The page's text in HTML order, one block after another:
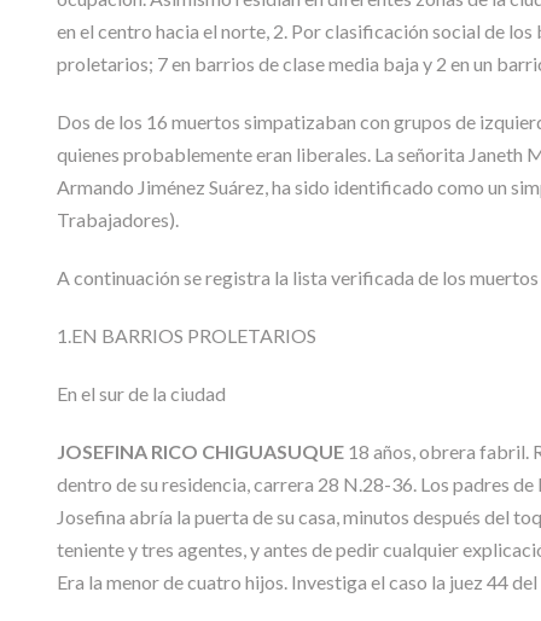
en el centro hacia el norte, 2. Por clasificación social de
proletarios; 7 en barrios de clase media baja y 2 en un
Dos de los 16 muertos simpatizaban con grupos de
quienes probablemente eran liberales. La señorita Janeth
Armando Jiménez Suárez, ha sido identificado como un
Trabajadores).
A continuación se registra la lista verificada de los
1.EN BARRIOS PROLETARIOS
En el sur de la ciudad
JOSEFINA RICO CHIGUASUQUE18 años, obrera fabril.
dentro de su residencia, carrera 28 N.28-36. Los padres
Josefina abría la puerta de su casa, minutos después del
teniente y tres agentes, y antes de pedir cualquier
Era la menor de cuatro hijos. Investiga el caso la juez 44